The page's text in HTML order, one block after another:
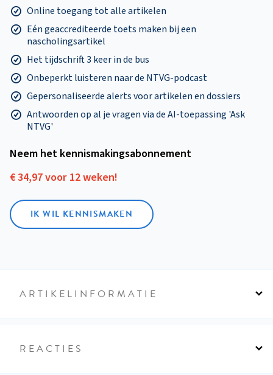
Online toegang tot alle artikelen
Eén geaccrediteerde toets maken bij een
nascholingsartikel
Het tijdschrift 3 keer in de bus
Onbeperkt luisteren naar de NTVG-podcast
Gepersonaliseerde alerts voor artikelen en dossiers
Antwoorden op al je vragen via de AI-toepassing 'Ask
NTVG'
Neem het kennismakings­abonnement
€ 34,97 voor 12 weken!
IK WIL KENNISMAKEN
ARTIKELINFORMATIE
REACTIES